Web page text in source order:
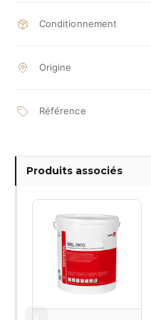
Conditionnement
Origine
Référence
Produits associés